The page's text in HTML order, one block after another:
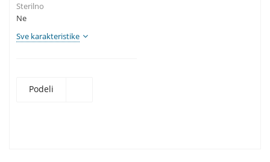
Sterilno
Ne
Sve karakteristike
Podeli